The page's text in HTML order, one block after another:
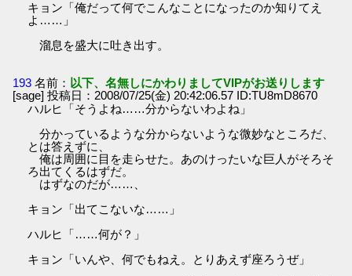
キョン「俺だって何でこんなことになったのか知りてえ
よ……」
溜息を盛大に吐き出す。
193 名前： 以下、名無しにかわりましてVIPがお送りします
[sage] 投稿日：2008/07/25(金) 20:42:06.57 ID:TU8mD8670
ハルヒ「そうよね……分からないわよね」
分かっているような分からないような微妙なところだ、
とは答えずに、
俺は周囲に目を走らせた。あのけったいな巨人がそろそ
ろ出てくるはずだ。
はずなのだが……、
キョン「出てこないな……」
ハルヒ「……何が？」
キョン「いんや、何でもねえ。とりあえず座ろうぜ」